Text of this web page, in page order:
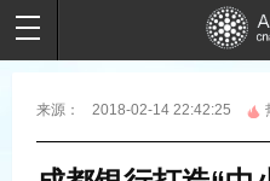
来源： 2018-02-14 22:42:25